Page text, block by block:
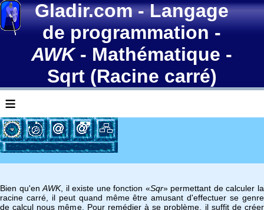
Gladir.com-Langage
de programmation-
AWK- Mathématique -
Sqrt (Racine carré)
≡
Bien qu'enAWK, il existe une fonction «Sqr» permettant de calculer la
racine carré, il peut quand même être amusant d'effectuer se genre
de calcul nous même. Pour remédier à se problème, il suffit de créer